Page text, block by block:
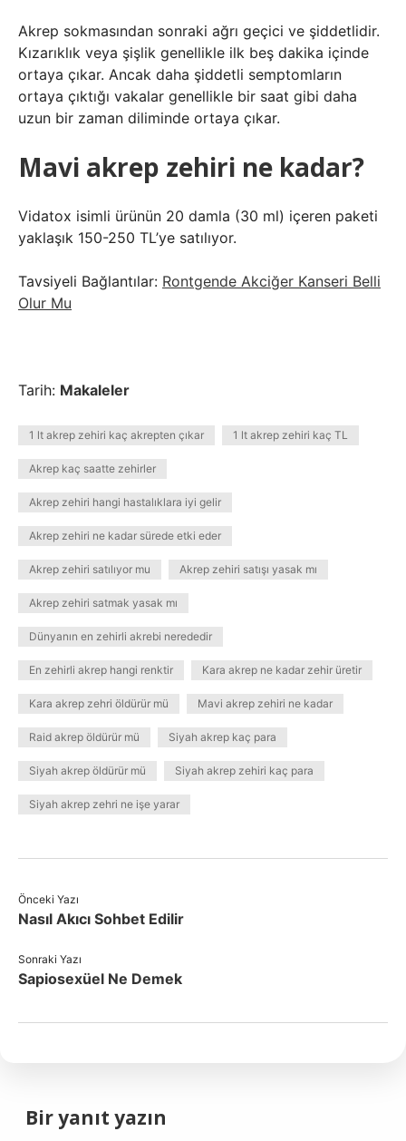
Akrep sokmasından sonraki ağrı geçici ve şiddetlidir.
Kızarıklık veya şişlik genellikle ilk beş dakika içinde
ortaya çıkar. Ancak daha şiddetli semptomların
ortaya çıktığı vakalar genellikle bir saat gibi daha
uzun bir zaman diliminde ortaya çıkar.
Mavi akrep zehiri ne kadar?
Vidatox isimli ürünün 20 damla (30 ml) içeren paketi
yaklaşık 150-250 TL’ye satılıyor.
Tavsiyeli Bağlantılar: Rontgende Akciğer Kanseri Belli
Olur Mu
Tarih: Makaleler
1 lt akrep zehiri kaç akrepten çıkar 1 lt akrep zehiri kaç TL
Akrep kaç saatte zehirler
Akrep zehiri hangi hastalıklara iyi gelir
Akrep zehiri ne kadar sürede etki eder
Akrep zehiri satılıyor mu Akrep zehiri satışı yasak mı
Akrep zehiri satmak yasak mı
Dünyanın en zehirli akrebi nerededir
En zehirli akrep hangi renktir Kara akrep ne kadar zehir üretir
Kara akrep zehri öldürür mü Mavi akrep zehiri ne kadar
Raid akrep öldürür mü Siyah akrep kaç para
Siyah akrep öldürür mü Siyah akrep zehiri kaç para
Siyah akrep zehri ne işe yarar
Önceki Yazı
Nasıl Akıcı Sohbet Edilir
Sonraki Yazı
Sapiosexüel Ne Demek
Bir yanıt yazın